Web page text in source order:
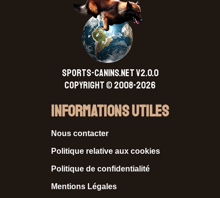
SPORTS-CANINS.NET V2.0.0
Copyright © 2008-2026
Informations Utiles
Nous contacter
Politique relative aux cookies
Politique de confidentialité
Mentions Légales